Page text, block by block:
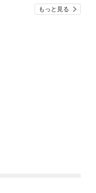
もっと見る